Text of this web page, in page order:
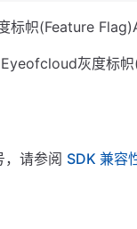
标帜(Feature
灰度标
，请参阅 SDK 兼容